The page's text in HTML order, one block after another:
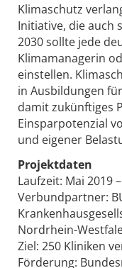
Klimaschutz
Initiative, die auch
2030 sollte jede
Klimamanagerin
einstellen.
in Ausbildungen
damit zukünftiges
Einsparpotenzial
und eigener
Projektdaten
Laufzeit: Mai 2019
Verbundpartner:
Nordrhein-
Ziel: 250 Kliniken
Förderung: